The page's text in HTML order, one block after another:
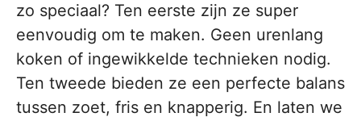
zo speciaal? Ten eerste zijn ze super
eenvoudig om te maken. Geen urenlang
koken of ingewikkelde technieken nodig.
Ten tweede bieden ze een perfecte balans
tussen zoet, fris en knapperig. En laten we